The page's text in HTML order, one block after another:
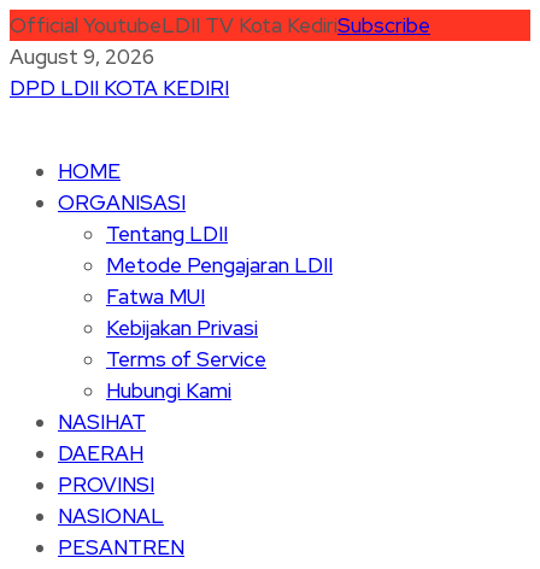
Official YoutubeLDII TV Kota KediriSubscribe
August 9, 2026
DPD LDII KOTA KEDIRI
HOME
ORGANISASI
Tentang LDII
Metode Pengajaran LDII
Fatwa MUI
Kebijakan Privasi
Terms of Service
Hubungi Kami
NASIHAT
DAERAH
PROVINSI
NASIONAL
PESANTREN